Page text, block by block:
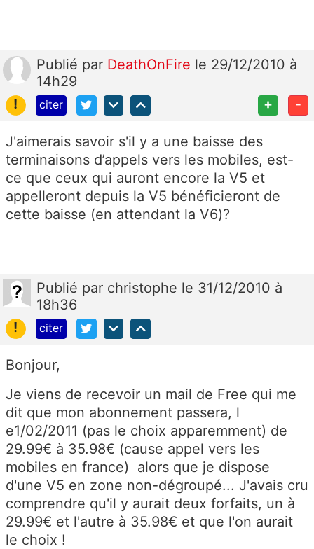
Publié par DeathOnFire le 29/12/2010 à
14h29
!
citer + -
J'aimerais savoir s'il y a une baisse des
terminaisons d’appels vers les mobiles, est-
ce que ceux qui auront encore la V5 et
appelleront depuis la V5 bénéficieront de
cette baisse (en attendant la V6)?
Publié par christophe le 31/12/2010 à
18h36
!
citer
Bonjour,
Je viens de recevoir un mail de Free qui me
dit que mon abonnement passera, l
e1/02/2011 (pas le choix apparemment) de
29.99€ à 35.98€ (cause appel vers les
mobiles en france) alors que je dispose
d'une V5 en zone non-dégroupé... J'avais cru
comprendre qu'il y aurait deux forfaits, un à
29.99€ et l'autre à 35.98€ et que l'on aurait
le choix !